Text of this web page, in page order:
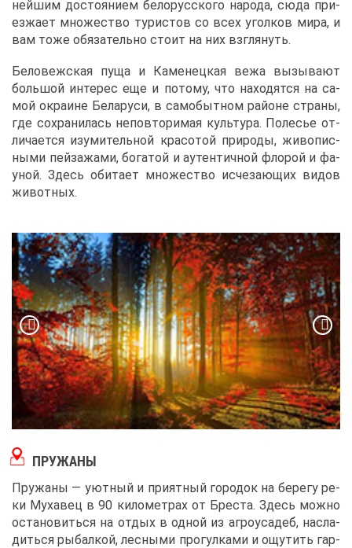
ней­шим до­сто­я­ни­ем бе­ло­рус­ско­го на­ро­да, сю­да при­
ез­жа­ет мно­же­ство ту­ри­стов со всех угол­ков ми­ра, и
вам то­же обя­за­тель­но сто­ит на них взгля­нуть.
Бе­ло­веж­ская пу­ща и Ка­ме­нец­кая ве­жа вы­зы­ва­ют
боль­шой ин­те­рес еще и по­то­му, что на­хо­дят­ся на са­
мой окра­ине Бе­ла­ру­си, в са­мо­быт­ном рай­оне стра­ны,
где со­хра­ни­лась непо­вто­ри­мая куль­ту­ра. По­ле­сье от­
ли­ча­ет­ся изу­ми­тель­ной кра­со­той при­ро­ды, жи­во­пис­
ны­ми пей­за­жа­ми, бо­га­той и аутен­тич­ной фло­рой и фа­
у­ной. Здесь оби­та­ет мно­же­ство ис­че­за­ю­щих ви­дов
жи­вот­ных.
ПРУ­ЖА­НЫ
Пру­жа­ны ― уют­ный и при­ят­ный го­ро­док на бе­ре­гу ре­
ки Му­ха­вец в 90 ки­ло­мет­рах от Бре­ста. Здесь мож­но
оста­но­вить­ся на от­дых в од­ной из аг­ро­уса­деб, на­сла­
дить­ся ры­бал­кой, лес­ны­ми про­гул­ка­ми и ощу­тить гар­